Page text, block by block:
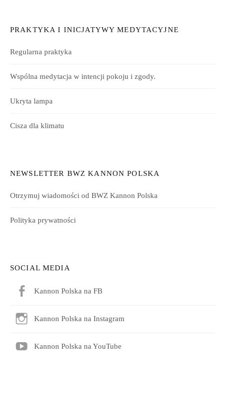
PRAKTYKA I INICJATYWY MEDYTACYJNE
Regularna praktyka
Wspólna medytacja w intencji pokoju i zgody.
Ukryta lampa
Cisza dla klimatu
NEWSLETTER BWZ KANNON POLSKA
Otrzymuj wiadomości od BWZ Kannon Polska
Polityka prywatności
SOCIAL MEDIA
Kannon Polska na FB
Kannon Polska na Instagram
Kannon Polska na YouTube